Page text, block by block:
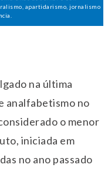
apartidarismo, jornalismo
na última
analfabetismo no
o menor
iniciada em
no ano passado